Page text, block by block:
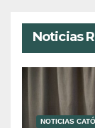
Noticias
NOTICIAS